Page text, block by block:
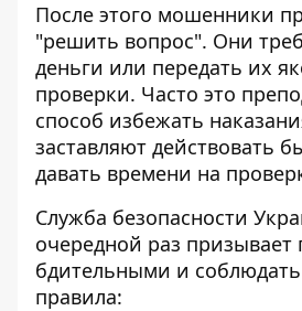
После этого мошенники
"решить вопрос". Они
деньги или передать их
проверки. Часто это
способ избежать
заставляют действовать
давать времени на
Служба безопасности
очередной раз призывает
бдительными и
правила: